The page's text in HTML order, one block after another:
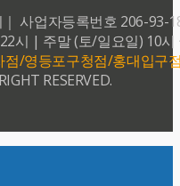
사업자등록번호 206-93-
시 | 주말 (토/일요일) 10시
/영등포구청점/홍대입구
RESERVED.